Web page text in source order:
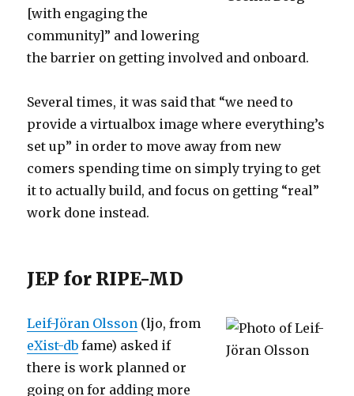
[with engaging the
community]” and lowering
the barrier on getting involved and onboard.
Several times, it was said that “we need to
provide a virtualbox image where everything’s
set up” in order to move away from new
comers spending time on simply trying to get
it to actually build, and focus on getting “real”
work done instead.
JEP for RIPE-MD
Leif-Jöran Olsson (ljo, from
eXist-db fame) asked if
there is work planned or
going on for adding more